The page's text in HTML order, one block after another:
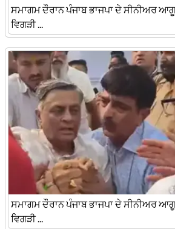
ਸਮਾਗਮ ਦੌਰਾਨ ਪੰਜਾਬ ਭਾਜਪਾ ਦੇ ਸੀਨੀਅਰ
ਵਿਗੜੀ ...
ਸਮਾਗਮ ਦੌਰਾਨ ਪੰਜਾਬ ਭਾਜਪਾ ਦੇ ਸੀਨੀਅਰ
ਵਿਗੜੀ ...